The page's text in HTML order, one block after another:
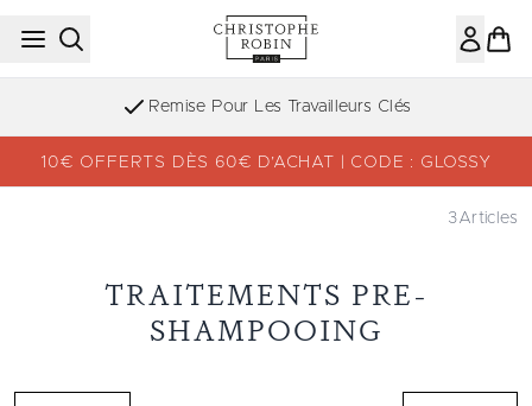
Passer au contenu principal
Remise Pour Les Travailleurs Clés
10€ OFFERTS DÈS 60€ D’ACHAT | CODE : GLOSSY
3Articles
TRAITEMENTS PRE-
SHAMPOOING